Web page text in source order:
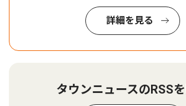
詳細を見る
タウンニュースのRSS